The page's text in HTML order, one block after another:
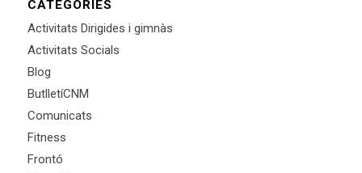
CATEGORIES
Activitats Dirigides i gimnàs
Activitats Socials
Blog
ButlletíCNM
Comunicats
Fitness
Frontó